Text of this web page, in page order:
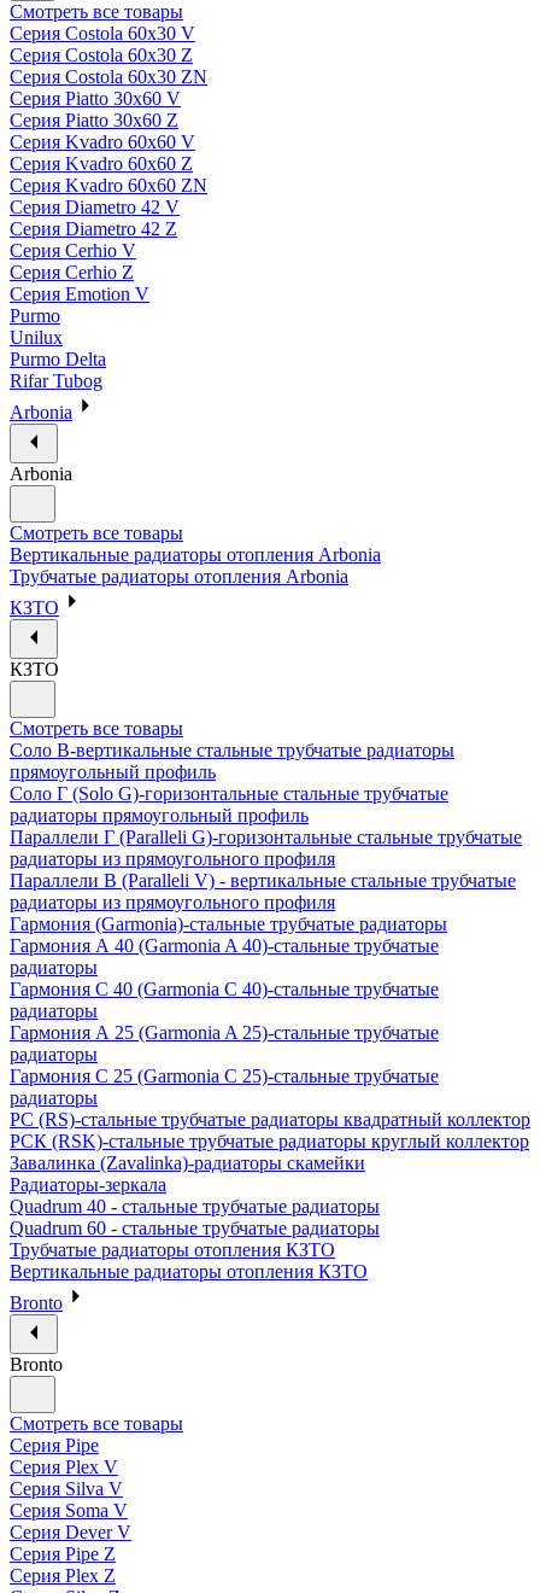
Смотреть все товары
Серия Costola 60х30 V
Серия Costola 60х30 Z
Серия Costola 60х30 ZN
Серия Piatto 30х60 V
Серия Piatto 30х60 Z
Серия Kvadro 60х60 V
Серия Kvadro 60х60 Z
Серия Kvadro 60х60 ZN
Серия Diametro 42 V
Серия Diametro 42 Z
Серия Cerhio V
Серия Cerhio Z
Серия Emotion V
Purmo
Unilux
Purmo Delta
Rifar Tubog
Arbonia
Arbonia
Смотреть все товары
Вертикальные радиаторы отопления Arbonia
Трубчатые радиаторы отопления Arbonia
КЗТО
КЗТО
Смотреть все товары
Соло В-вертикальные стальные трубчатые радиаторы
прямоугольный профиль
Соло Г (Solo G)-горизонтальные стальные трубчатые
радиаторы прямоугольный профиль
Параллели Г (Paralleli G)-горизонтальные стальные трубчатые
радиаторы из прямоугольного профиля
Параллели В (Paralleli V) - вертикальные стальные трубчатые
радиаторы из прямоугольного профиля
Гармония (Garmonia)-стальные трубчатые радиаторы
Гармония А 40 (Garmonia A 40)-стальные трубчатые
радиаторы
Гармония С 40 (Garmonia C 40)-стальные трубчатые
радиаторы
Гармония А 25 (Garmonia A 25)-стальные трубчатые
радиаторы
Гармония С 25 (Garmonia C 25)-стальные трубчатые
радиаторы
РС (RS)-стальные трубчатые радиаторы квадратный коллектор
РСК (RSK)-стальные трубчатые радиаторы круглый коллектор
Завалинка (Zavalinka)-радиаторы скамейки
Радиаторы-зеркала
Quadrum 40 - стальные трубчатые радиаторы
Quadrum 60 - стальные трубчатые радиаторы
Трубчатые радиаторы отопления КЗТО
Вертикальные радиаторы отопления КЗТО
Bronto
Bronto
Смотреть все товары
Серия Pipe
Серия Plex V
Серия Silva V
Серия Soma V
Серия Dever V
Серия Pipe Z
Серия Plex Z